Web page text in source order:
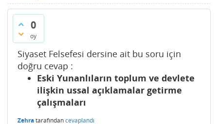
0
oy
Siyaset Felsefesi dersine ait bu soru için
doğru cevap :
Eski Yunanlıların toplum ve devlete
ilişkin ussal açıklamalar getirme
çalışmaları
Zehratarafındancevaplandı